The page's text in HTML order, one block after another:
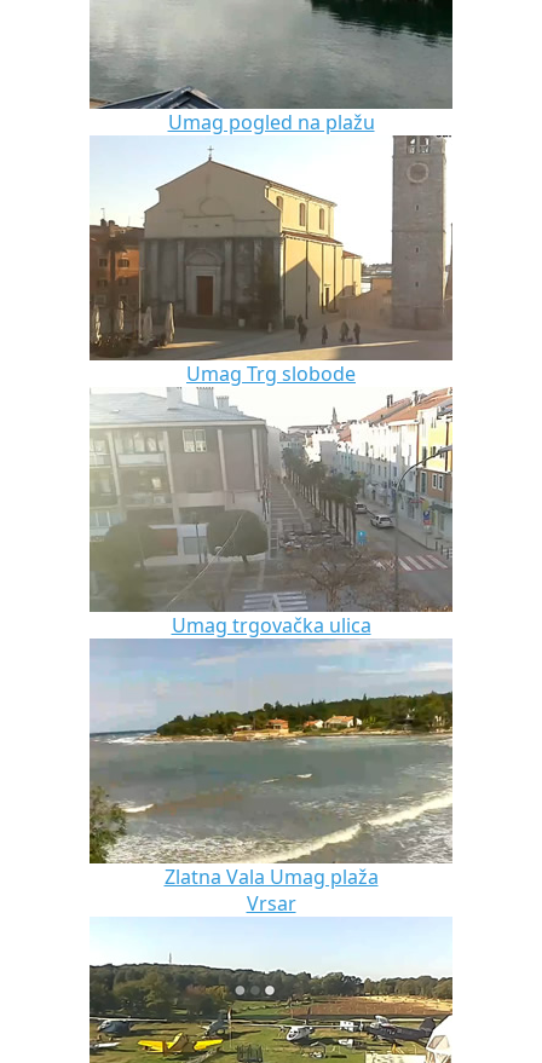
Umag pogled na plažu
Umag Trg slobode
Umag trgovačka ulica
Zlatna Vala Umag plaža
Vrsar